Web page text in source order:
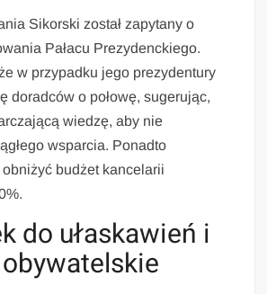
Sikorski został zapytany o
Pałacu Prezydenckiego.
w przypadku jego prezydentury
doradców o połowę, sugerując,
wiedzę, aby nie
wsparcia. Ponadto
obniżyć budżet kancelarii
do ułaskawień i